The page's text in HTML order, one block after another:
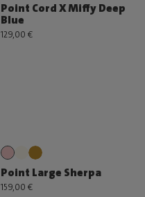
Point Cord X Miffy Deep
Blue
129,00 €
Point Large Sherpa
159,00 €